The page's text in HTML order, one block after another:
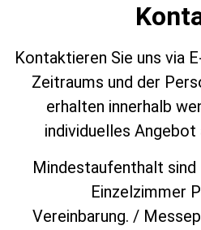
Kontaktieren Sie uns via
Zeitraums und der
erhalten innerhalb
individuelles
Mindestaufenthalt sind
Einzelzimmer
Vereinbarung. /